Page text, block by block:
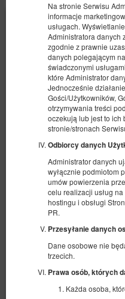
Na stronie Serwisu
informacje
usługach.
Administratora danych
zgodnie z prawnie
danych polegającym
świadczonymi
które Administrator
Jednocześnie
Gości/Użytkowników,
otrzymywania treści
oczekują lub jest to ich
stronie/stronach
Odbiorcy danych
Administrator danych
wyłącznie podmiotom
umów powierzenia
celu realizacji usług
hostingu i obsługi
PR.
Przesyłanie danych
Dane osobowe nie
trzecich.
Prawa osób, których
Każda osoba,
Standard - Sztuka
Dostępna liczba: 1
2 osoby
pow. 21,00 m2
2 łóżka pojedyncze (Single)